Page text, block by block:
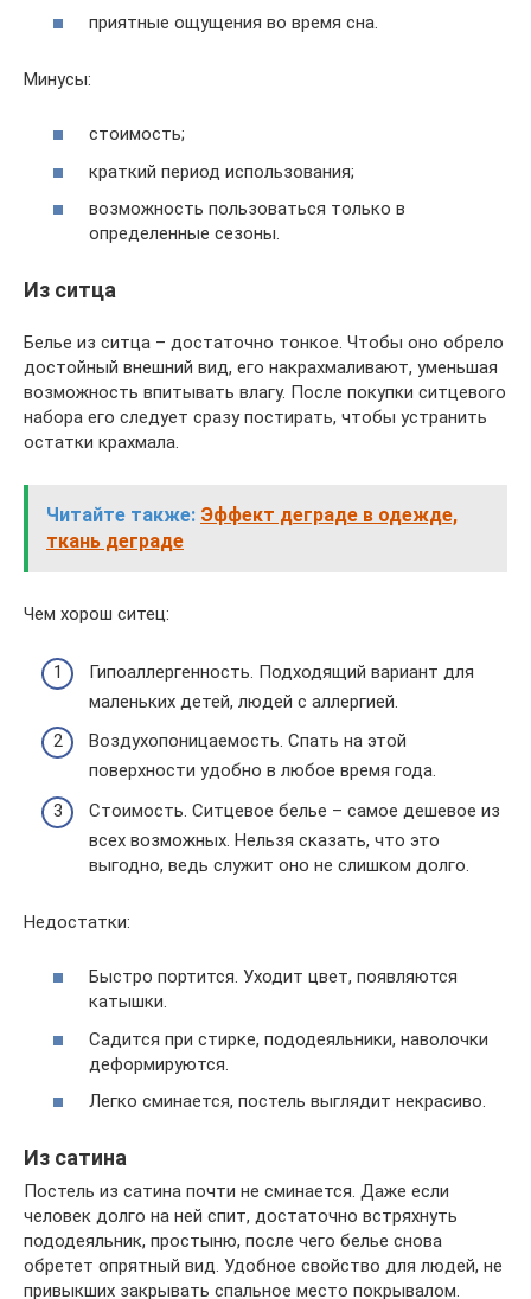
приятные ощущения во время сна.
Минусы:
стоимость;
краткий период использования;
возможность пользоваться только в
определенные сезоны.
Из ситца
Белье из ситца – достаточно тонкое. Чтобы оно обрело
достойный внешний вид, его накрахмаливают, уменьшая
возможность впитывать влагу. После покупки ситцевого
набора его следует сразу постирать, чтобы устранить
остатки крахмала.
Читайте также: Эффект деграде в одежде,
ткань деграде
Чем хорош ситец:
Гипоаллергенность. Подходящий вариант для
маленьких детей, людей с аллергией.
Воздухопоницаемость. Спать на этой
поверхности удобно в любое время года.
Стоимость. Ситцевое белье – самое дешевое из
всех возможных. Нельзя сказать, что это
выгодно, ведь служит оно не слишком долго.
Недостатки:
Быстро портится. Уходит цвет, появляются
катышки.
Садится при стирке, пододеяльники, наволочки
деформируются.
Легко сминается, постель выглядит некрасиво.
Из сатина
Постель из сатина почти не сминается. Даже если
человек долго на ней спит, достаточно встряхнуть
пододеяльник, простыню, после чего белье снова
обретет опрятный вид. Удобное свойство для людей, не
привыкших закрывать спальное место покрывалом.